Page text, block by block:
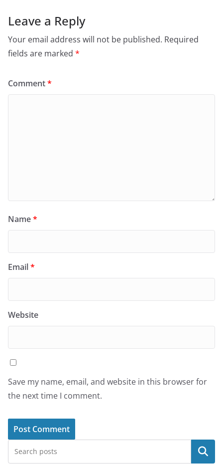
Leave a Reply
Your email address will not be published. Required
fields are marked *
Comment*
Name*
Email*
Website
Save my name, email, and website in this browser for
the next time I comment.
البحث